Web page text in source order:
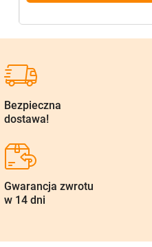
Bezpieczna
dostawa!
Gwarancja zwrotu
w 14 dni